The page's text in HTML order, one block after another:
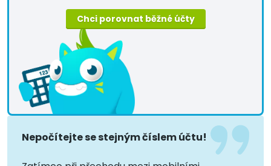
Chci porovnat běžné účty
Nepočítejte se stejným číslem účtu!